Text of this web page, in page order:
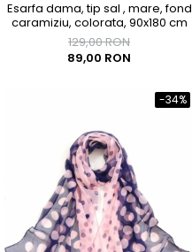
Esarfa dama, tip sal , mare, fond
caramiziu, colorata, 90x180 cm
129,00 RON
89,00 RON
-34%